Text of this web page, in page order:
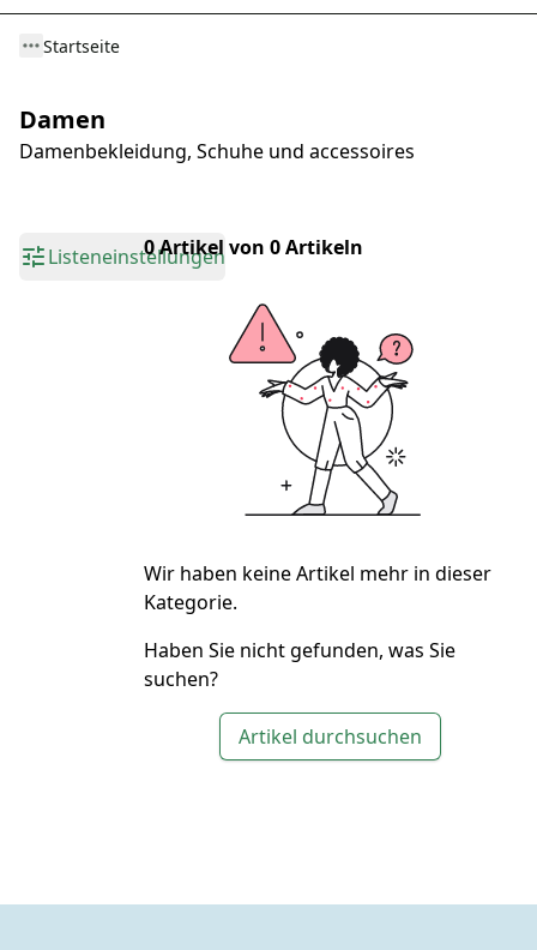
Startseite
Damen
Damenbekleidung, Schuhe und accessoires
Listeneinstellungen0 Artikel von 0 Artikeln
Wir haben keine Artikel mehr in dieser
Kategorie.
Haben Sie nicht gefunden, was Sie
suchen?
Artikel durchsuchen